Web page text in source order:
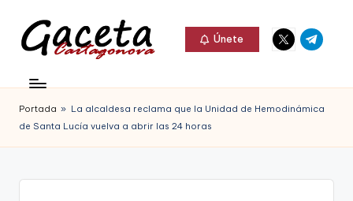
Saltar
contenido
c
e
t
Gaceta
Cartagonova,
La
que
Únete
Elemento
del
Elemento
del
Portada » La alcaldesa reclama que la Unidad de Hemodinámica
de Santa Lucía vuelva a abrir las 24 horas